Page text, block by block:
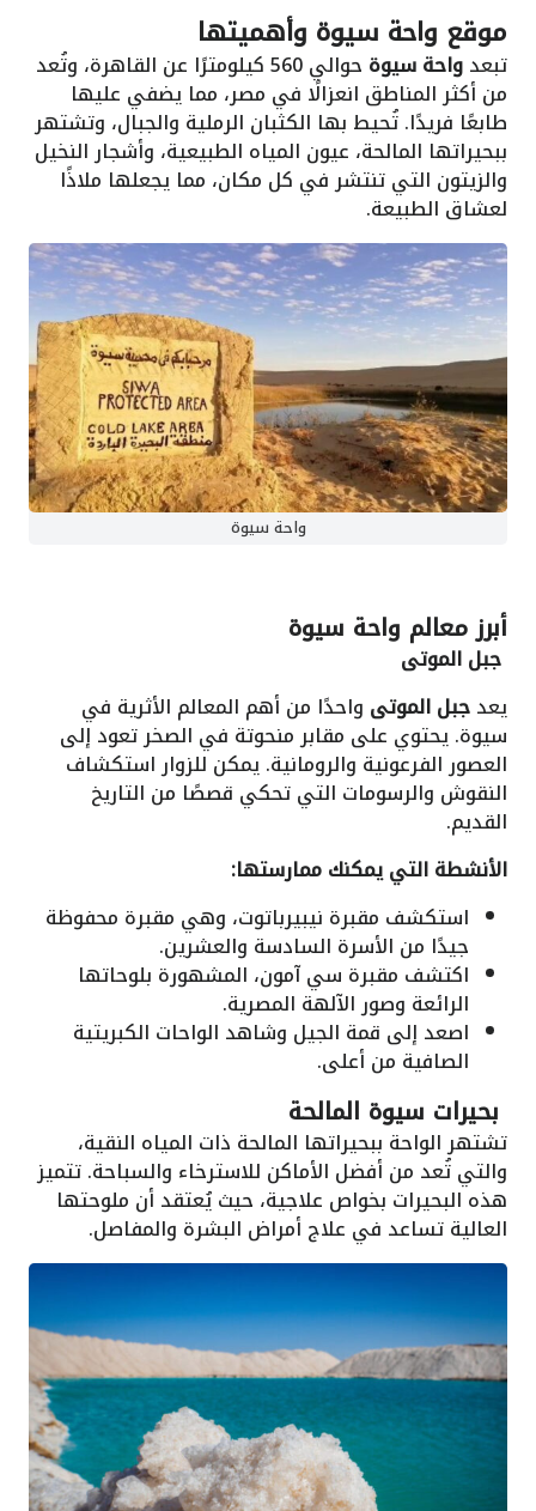
موقع واحة سيوة وأهميتها
تبعدواحة سيوة حوالي 560 كيلومترًا عن القاهرة، وتُعد
من أكثر المناطق انعزالًا في مصر، مما يضفي عليها
طابعًا فريدًا. تُحيط بها الكثبان الرملية والجبال، وتشتهر
ببحيراتها المالحة، عيون المياه الطبيعية، وأشجار النخيل
والزيتون التي تنتشر في كل مكان، مما يجعلها ملاذًا
لعشاق الطبيعة.
واحة سيوة
أبرز معالم واحة سيوة
جبل الموتى
يعدجبل الموتى واحدًا من أهم المعالم الأثرية في
سيوة. يحتوي على مقابر منحوتة في الصخر تعود إلى
العصور الفرعونية والرومانية. يمكن للزوار استكشاف
النقوش والرسومات التي تحكي قصصًا من التاريخ
القديم.
الأنشطة التي يمكنك ممارستها:
استكشف مقبرة نيبيرباتوت، وهي مقبرة محفوظة
جيدًا من الأسرة السادسة والعشرين.
اكتشف مقبرة سي آمون، المشهورة بلوحاتها
الرائعة وصور الآلهة المصرية.
اصعد إلى قمة الجيل وشاهد الواحات الكبريتية
الصافية من أعلى.
بحيرات سيوة المالحة
تشتهر الواحة ببحيراتها المالحة ذات المياه النقية،
والتي تُعد من أفضل الأماكن للاسترخاء والسباحة. تتميز
هذه البحيرات بخواص علاجية، حيث يُعتقد أن ملوحتها
العالية تساعد في علاج أمراض البشرة والمفاصل.